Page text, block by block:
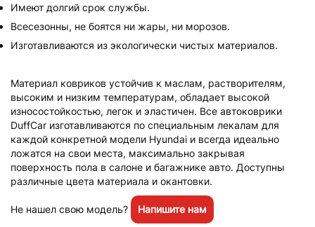
Имеют долгий срок службы.
Всесезонны, не боятся ни жары, ни морозов.
Изготавливаются из экологически чистых материалов.
Материал ковриков устойчив к маслам, растворителям,
высоким и низким температурам, обладает высокой
износостойкостью, легок и эластичен. Все автоковрики
DuffCar изготавливаются по специальным лекалам для
каждой конкретной модели Hyundai и всегда идеально
ложатся на свои места, максимально закрывая
поверхность пола в салоне и багажнике авто. Доступны
различные цвета материала и окантовки.
Не нашел свою модель? Напишите нам